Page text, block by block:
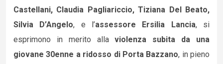
Castellani, Claudia Pagliariccio, Tiziana Del Beato,
Silvia D’Angelo, e l’assessore Ersilia Lancia, si
esprimono in merito allaviolenza subita da una
giovane 30enne a ridosso di Porta Bazzano, in pieno